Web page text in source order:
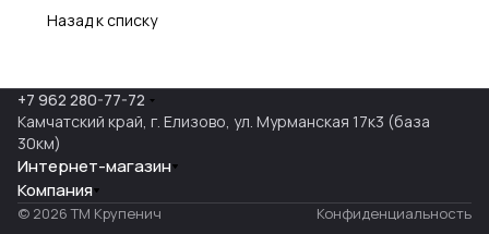
Назад к списку
+7 962 280-77-72
Камчатский край, г. Елизово, ул. Мурманская 17к3 (база
30км)
Интернет-магазин
Компания
© 2026 ТМ Крупенич
Конфиденциальность